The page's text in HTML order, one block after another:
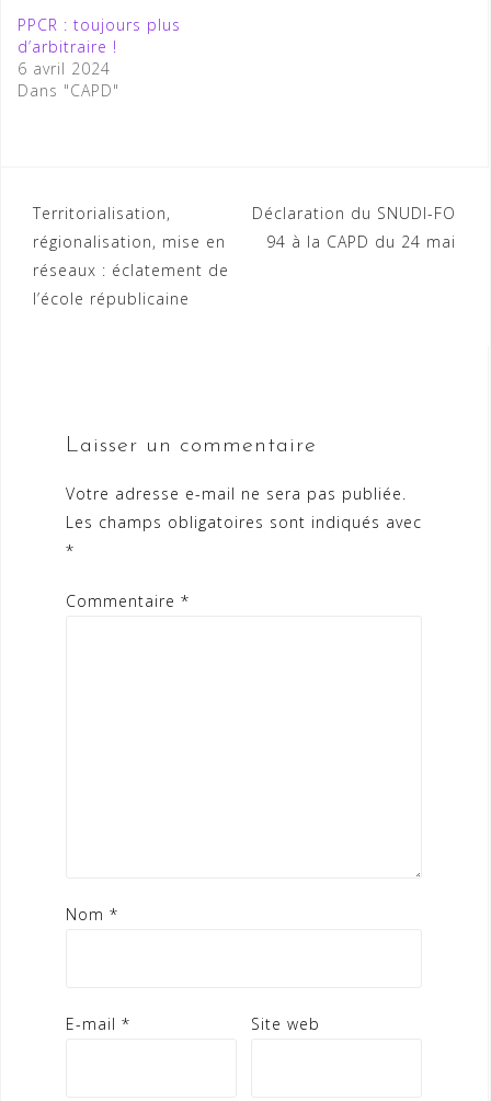
PPCR : toujours plus
d’arbitraire !
6 avril 2024
Dans "CAPD"
Navigation
de
l’article
Territorialisation,
régionalisation, mise en
réseaux : éclatement de
l’école républicaine
Déclaration du SNUDI-FO
94 à la CAPD du 24 mai
Laisser un commentaire
Votre adresse e-mail ne sera pas publiée.
Les champs obligatoires sont indiqués avec
*
Commentaire *
Nom *
E-mail * Site web